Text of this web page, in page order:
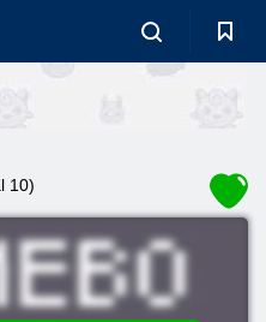
10)